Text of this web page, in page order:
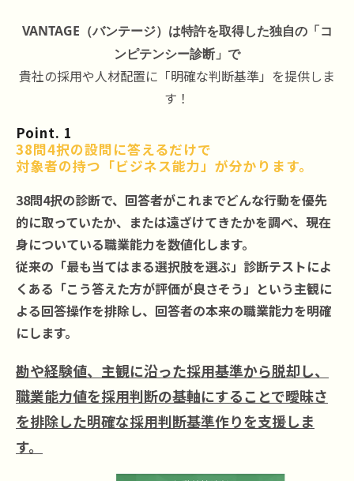
VANTAGE（バンテージ）は特許を取得した独自の「コ
ンピテンシー診断」で
貴社の採用や人材配置に「明確な判断基準」を提供しま
す！
Point. 1
38問4択の設問に答えるだけで
対象者の持つ「ビジネス能力」が分かります。
38問4択の診断で、回答者がこれまでどんな行動を優先
的に取っていたか、または遠ざけてきたかを調べ、現在
身についている職業能力を数値化します。
従来の「最も当てはまる選択肢を選ぶ」診断テストによ
くある「こう答えた方が評価が良さそう」という主観に
よる回答操作を排除し、回答者の本来の職業能力を明確
にします。
勘や経験値、主観に沿った採用基準から脱却し、
職業能力値を採用判断の基軸にすることで曖昧さ
を排除した明確な採用判断基準作りを支援しま
す。